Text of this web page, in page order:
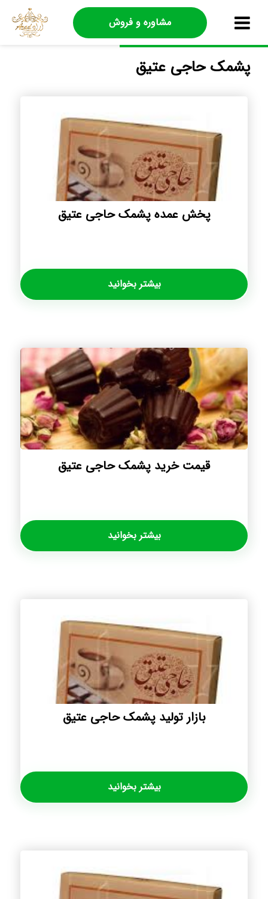
مشاوره و فروش
پشمک حاجی عتیق
پخش عمده پشمک حاجی عتیق
بیشتر بخوانید
قیمت خرید پشمک حاجی عتیق
بیشتر بخوانید
بازار تولید پشمک حاجی عتیق
بیشتر بخوانید